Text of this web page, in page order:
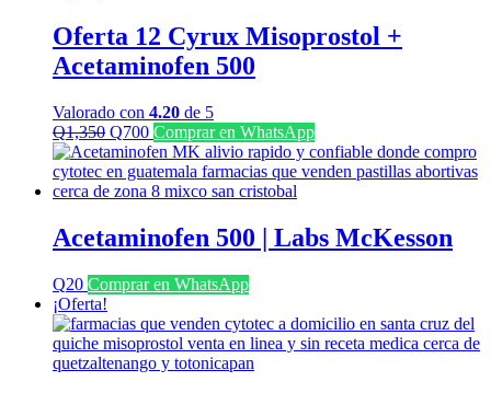
Oferta 12 Cyrux Misoprostol +
Acetaminofen 500
Valorado con 4.20 de 5
Q1,350 El
precio
original
era:
Q700El
precio
actual
es:
Comprar en WhatsApp
Acetaminofen 500 | Labs McKesson
Q20 Comprar en WhatsApp
¡Oferta!